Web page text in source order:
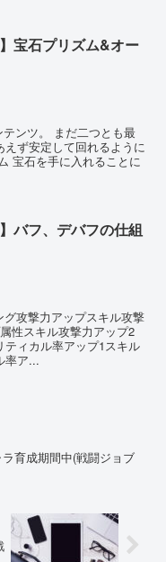
】宝石プリズム&オー
ンツ。 まだ二つとも最
ず安定して回れるように
宝石を手に入れることに
バフ、デバフの仕組
攻撃力アップスキル攻撃
性スキル攻撃力アップ2
ィカル率アップ1スキル
率ア...
育成期間中(戦闘ジョブ